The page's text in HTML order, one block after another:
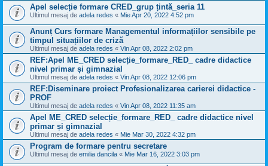
Apel selecție formare CRED_grup țintă_seria 11
Ultimul mesaj de adela redes « Mie Apr 20, 2022 4:52 pm
Anunț Curs formare Managementul informațiilor sensibile pe
timpul situațiilor de criză
Ultimul mesaj de adela redes « Vin Apr 08, 2022 2:02 pm
REF:Apel ME_CRED selecție_formare_RED_ cadre didactice
nivel primar și gimnazial
Ultimul mesaj de adela redes « Vin Apr 08, 2022 12:06 pm
REF:Diseminare proiect Profesionalizarea carierei didactice -
PROF
Ultimul mesaj de adela redes « Vin Apr 08, 2022 11:35 am
Apel ME_CRED selecție_formare_RED_ cadre didactice nivel
primar și gimnazial
Ultimul mesaj de adela redes « Mie Mar 30, 2022 4:32 pm
Program de formare pentru secretare
Ultimul mesaj de emilia dancila « Mie Mar 16, 2022 3:03 pm